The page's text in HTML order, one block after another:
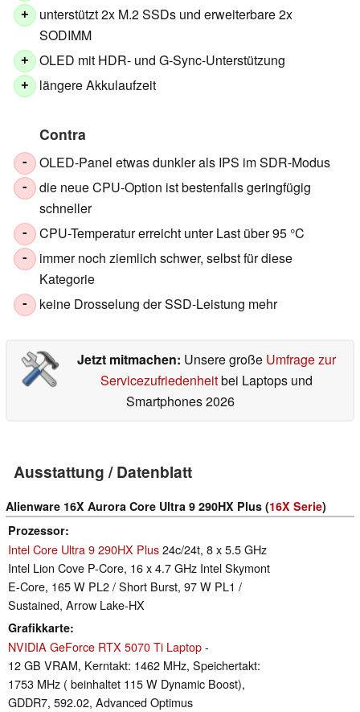
+
unterstützt 2x M.2 SSDs und erweiterbare 2x
SODIMM
+ OLED mit HDR- und G-Sync-Unterstützung
+ längere Akkulaufzeit
Contra
- OLED-Panel etwas dunkler als IPS im SDR-Modus
-
die neue CPU-Option ist bestenfalls geringfügig
schneller
- CPU-Temperatur erreicht unter Last über 95 °C
-
immer noch ziemlich schwer, selbst für diese
Kategorie
- keine Drosselung der SSD-Leistung mehr
Jetzt mitmachen: Unsere große Umfrage zur
Servicezufriedenheitbei Laptops und
Smartphones 2026
Ausstattung / Datenblatt
Alienware 16X Aurora Core Ultra 9 290HX Plus (16X Serie)
Prozessor
Intel Core Ultra 9 290HX Plus24c/24t, 8 x 5.5 GHz
Intel Lion Cove P-Core, 16 x 4.7 GHz Intel Skymont
E-Core, 165 W PL2 / Short Burst, 97 W PL1 /
Sustained, Arrow Lake-HX
Grafikkarte
NVIDIA GeForce RTX 5070 Ti Laptop-
12 GB VRAM, Kerntakt: 1462 MHz, Speichertakt:
1753 MHz ( beinhaltet 115 W Dynamic Boost),
GDDR7, 592.02, Advanced Optimus